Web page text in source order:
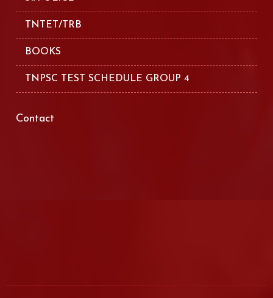
TNTET/TRB
BOOKS
TNPSC TEST SCHEDULE GROUP 4
Contact